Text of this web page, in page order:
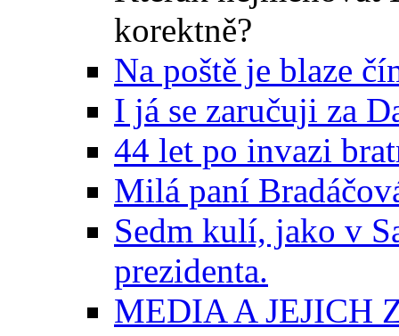
korektně?
Na poště je blaze
I já se zaručuji za
44 let po invazi
Milá paní
Sedm kulí, jako v
prezidenta.
MEDIA A JEJICH